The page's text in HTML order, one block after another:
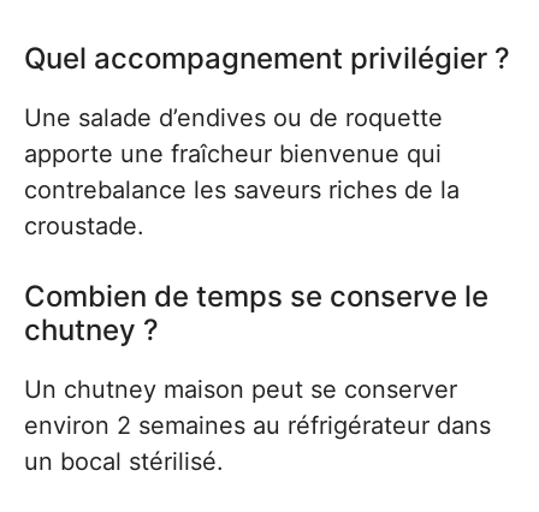
Quel accompagnement privilégier ?
Une salade d’endives ou de roquette
apporte une fraîcheur bienvenue qui
contrebalance les saveurs riches de la
croustade.
Combien de temps se conserve le
chutney ?
Un chutney maison peut se conserver
environ 2 semaines au réfrigérateur dans
un bocal stérilisé.